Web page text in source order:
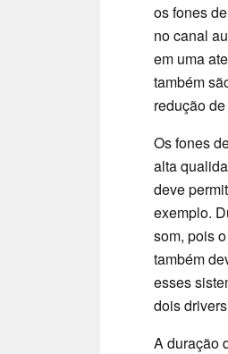
os fones
no canal
em uma
também
redução
Os fones
alta
deve
exemplo.
som, pois
também
esses
dois
A duração